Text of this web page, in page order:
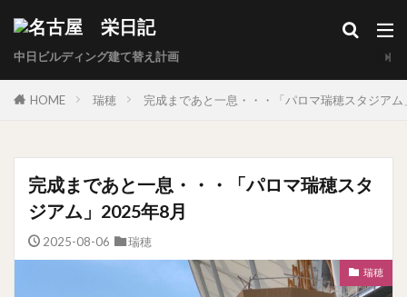
中日ビルディング建て替え計画
HOME 瑞穂 完成まであと一息・・・「パロマ瑞穂スタジア
完成まであと一息・・・「パロマ瑞穂スタ
ジアム」2025年8月
2025-08-06 瑞穂
瑞穂